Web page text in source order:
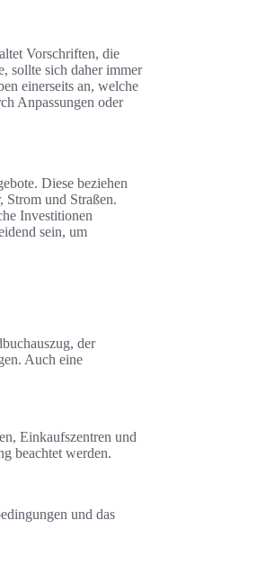
Vorschriften, die
sollte sich daher immer
einerseits an, welche
Anpassungen oder
Diese beziehen
Strom und Straßen.
Investitionen
sein, um
der
Auch eine
Einkaufszentren und
beachtet werden.
und das